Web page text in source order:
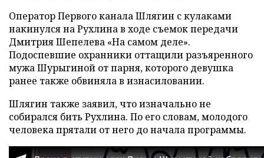
Оператор Первого канала Шлягин с кулаками
накинулся на Рухлина в ходе съемок передачи
Дмитрия Шепелева «На самом деле».
Подоспевшие охранники оттащили разъяренного
мужа Шурыгиной от парня, которого девушка
ранее также обвиняла в изнасиловании.
Шлягин также заявил, что изначально не
собирался бить Рухлина. По его словам, молодого
человека прятали от него до начала программы.